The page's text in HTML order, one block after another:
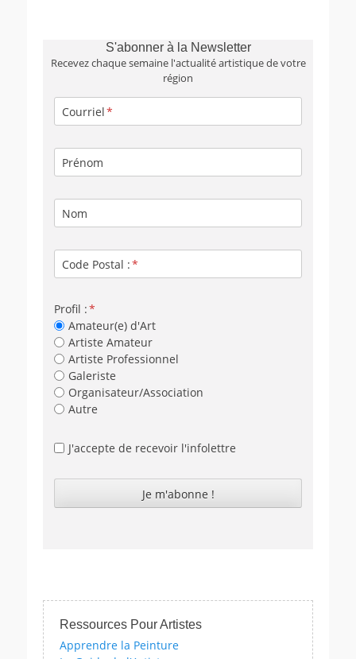
S'abonner à la Newsletter
Recevez chaque semaine l'actualité artistique de votre
région
Courriel
Prénom
Nom
Code Postal :
Profil :
Amateur(e) d'Art
Artiste Amateur
Artiste Professionnel
Galeriste
Organisateur/Association
Autre
J'accepte de recevoir l'infolettre
Ressources Pour Artistes
Apprendre la Peinture